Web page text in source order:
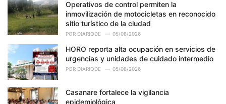
Operativos de control permiten la
inmovilización de motocicletas en reconocido
sitio turístico de la ciudad
POR DIARIODE 05/08/2026
HORO reporta alta ocupación en servicios de
urgencias y unidades de cuidado intermedio
POR DIARIODE 05/08/2026
Casanare fortalece la vigilancia
epidemiológica